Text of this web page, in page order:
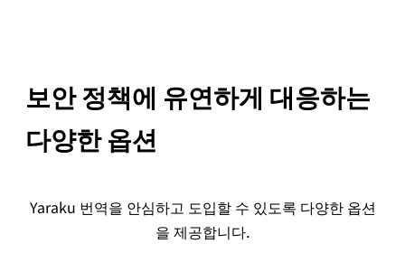
보안 정책에 유연하게 대응하는
다양한 옵션
Yaraku 번역을 안심하고 도입할 수 있도록 다양한 옵션
을 제공합니다.